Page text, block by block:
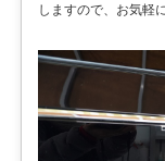
しますので、お気軽